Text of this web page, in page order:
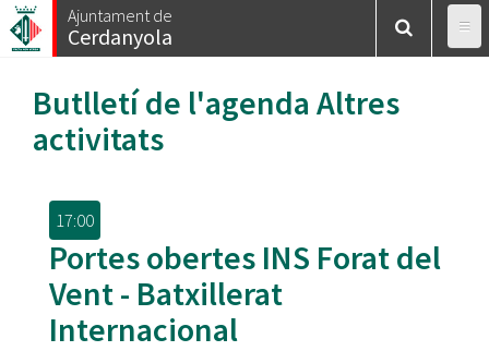
Vés
al
Ajuntament de
Cerdanyola
Butlletí de l'agenda Altres
activitats
17:00
Portes obertes INS Forat del
Vent - Batxillerat
Internacional